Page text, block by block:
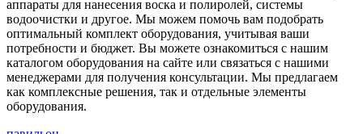
аппараты для нанесения воска и полиролей, системы
водоочистки и другое. Мы можем помочь вам подобрать
оптимальный комплект оборудования, учитывая ваши
потребности и бюджет. Вы можете ознакомиться с нашим
каталогом оборудования на сайте или связаться с нашими
менеджерами для получения консультации. Мы предлагаем
как комплексные решения, так и отдельные элементы
оборудования.